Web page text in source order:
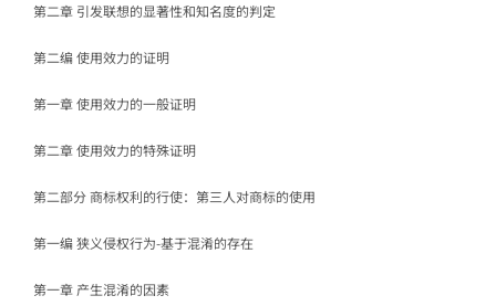
第二章 引发联想的显著性和知名度的判定
第二编 使用效力的证明
第一章 使用效力的一般证明
第二章 使用效力的特殊证明
第二部分 商标权利的行使：第三人对商标的使用
第一编 狭义侵权行为-基于混淆的存在
第一章 产生混淆的因素